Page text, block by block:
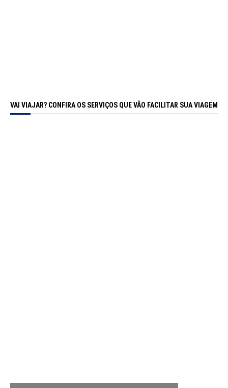
VAI VIAJAR? CONFIRA OS SERVIÇOS QUE VÃO FACILITAR SUA VIAGEM